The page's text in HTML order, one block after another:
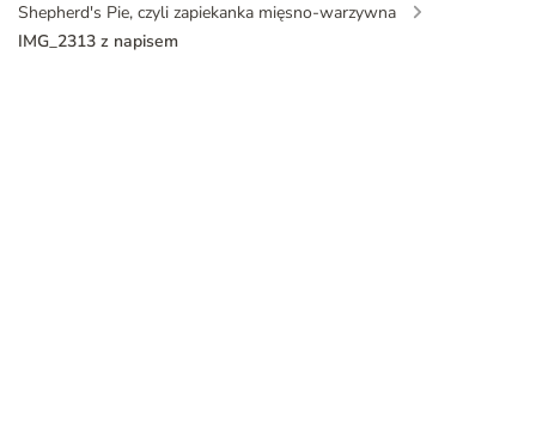
Shepherd's Pie, czyli zapiekanka mięsno-warzywna
IMG_2313 z napisem